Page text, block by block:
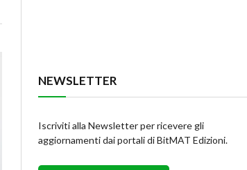
NEWSLETTER
Iscriviti alla Newsletter per ricevere gli
aggiornamenti dai portali di BitMAT Edizioni.